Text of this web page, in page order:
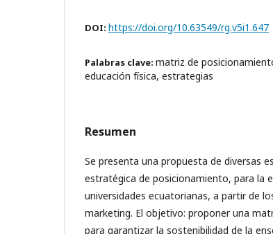
DOI: https://doi.org/10.63549/rg.v5i1.647
Palabras clave: matriz de
educación física, estrategias
Resumen
Se presenta una propuesta de diversas
estratégica de posicionamiento, para la
universidades ecuatorianas, a partir de
marketing. El objetivo: proponer una
para garantizar la sostenibilidad de la